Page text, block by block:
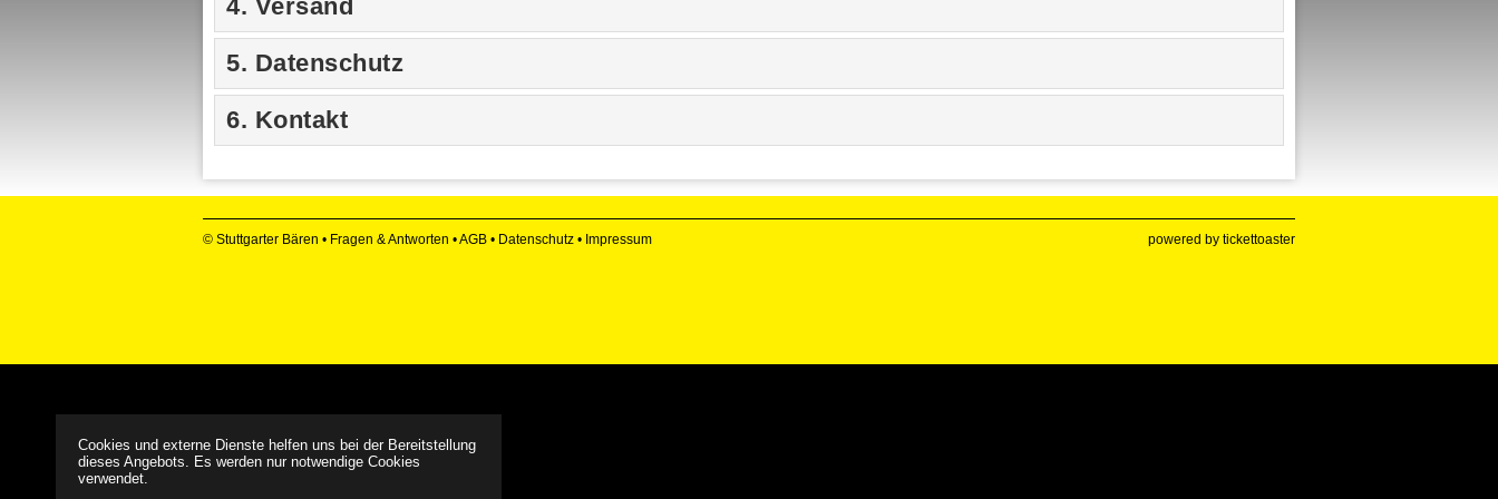
4. Versand
5. Datenschutz
6. Kontakt
powered by tickettoaster
© Stuttgarter Bären • Fragen & Antworten •AGB • Datenschutz • Impressum
Cookies und externe Dienste helfen uns bei der Bereitstellung
dieses Angebots. Es werden nur notwendige Cookies
verwendet.